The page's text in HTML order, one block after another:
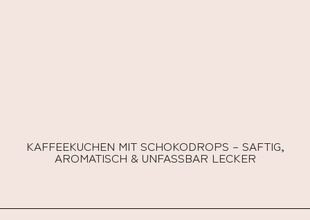
KAFFEEKUCHEN MIT SCHOKODROPS – SAFTIG,
AROMATISCH & UNFASSBAR LECKER